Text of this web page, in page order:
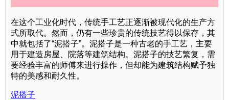
在这个工业化时代，传统手工艺正逐渐被现代化的生产方
式所取代。然而，仍有一些珍贵的传统技艺得以保存，其
中就包括了“泥搭子”。泥搭子是一种古老的手工艺，主要
用于建造房屋、院落等建筑结构。泥搭子的技艺繁复，需
要经验丰富的师傅来进行操作，但却能为建筑结构赋予独
特的美感和耐久性。
泥搭子